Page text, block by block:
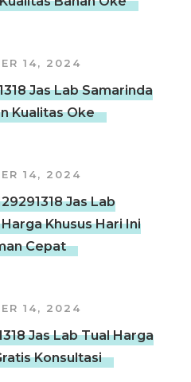
14, 2024
Jas Lab Samarinda
Kualitas Oke
14, 2024
Jas Lab
Khusus Hari Ini
Cepat
14, 2024
Jas Lab Tual Harga
Konsultasi